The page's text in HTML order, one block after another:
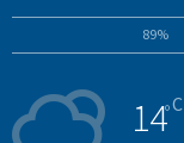
89%
14°C